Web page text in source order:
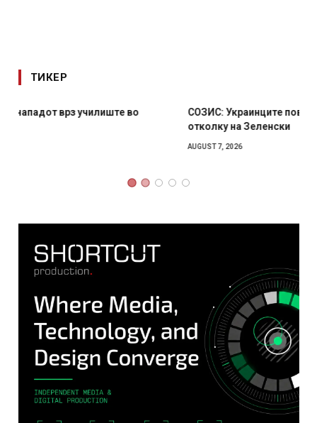
ТИКЕР
СОЗИС: Украинците повеќе им веруваат на генералите